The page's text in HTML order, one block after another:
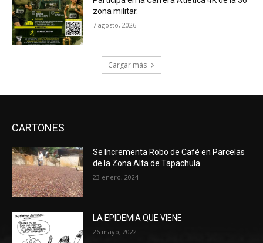
zona militar.
7 agosto, 2026
Cargar más
CARTONES
Se Incrementa Robo de Café en Parcelas
de la Zona Alta de Tapachula
23 enero, 2024
LA EPIDEMIA QUE VIENE
26 mayo, 2022